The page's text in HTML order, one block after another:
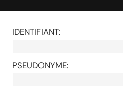
IDENTIFIANT:
PSEUDONYME: